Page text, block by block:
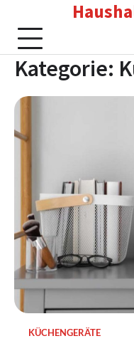
content
Kategorie:
KÜCHENGERÄTE